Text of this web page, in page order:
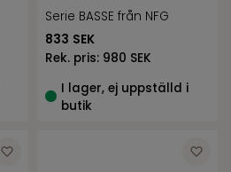
Serie BASSE från NFG
833 SEK
Rek. pris: 980 SEK
I lager, ej uppställd i
butik